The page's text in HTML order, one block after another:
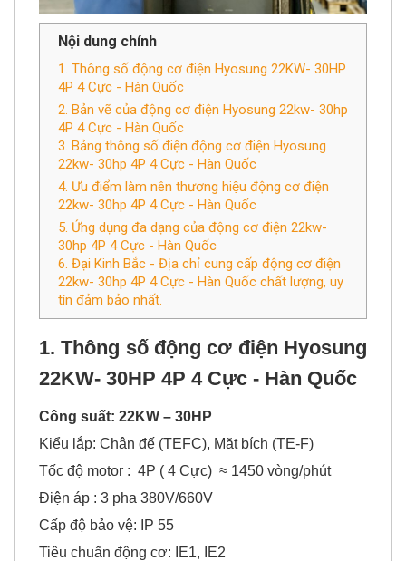
Nội dung chính
​1. Thông số động cơ điện Hyosung 22KW- 30HP
4P 4 Cực - Hàn Quốc
2. Bản vẽ của động cơ điện Hyosung 22kw- 30hp
4P 4 Cực - Hàn Quốc
3. Bảng thông số điện động cơ điện Hyosung
22kw- 30hp 4P 4 Cực - Hàn Quốc
4. Ưu điểm làm nên thương hiệu động cơ điện
22kw- 30hp 4P 4 Cực - Hàn Quốc
5. Ứng dụng đa dạng của động cơ điện 22kw-
30hp 4P 4 Cực - Hàn Quốc
6. Đại Kinh Bắc - Địa chỉ cung cấp động cơ điện
22kw- 30hp 4P 4 Cực - Hàn Quốc chất lượng, uy
tín đảm bảo nhất.
​1. Thông số động cơ điện Hyosung
22KW- 30HP 4P 4 Cực - Hàn Quốc
Công suất: 22KW – 30HP
Kiểu lắp: Chân đế (TEFC), Mặt bích (TE-F)
Tốc độ motor : 4P ( 4 Cực) ≈ 1450 vòng/phút
Điện áp : 3 pha 380V/660V
Cấp độ bảo vệ: IP 55
Tiêu chuẩn động cơ: IE1, IE2